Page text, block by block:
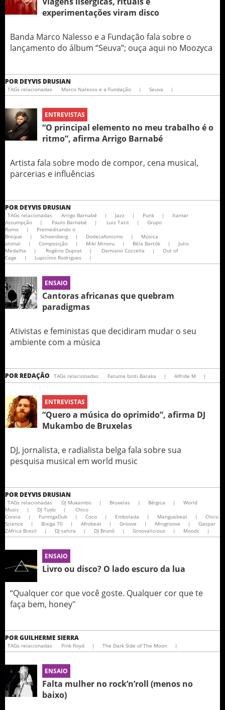
experimentações viram disco
Banda Marco Nalesso e a Fundação fala sobre o
lançamento do álbum “Seuva”; ouça aqui no Moozyca
POR DEYVIS DRUSIAN
TAGs relacionadas Marco Nalesso e a Fundação | Seuva |
ENTREVISTAS
“O principal elemento no meu trabalho é o
ritmo”, afirma Arrigo Barnabé
Artista fala sobre modo de compor, cena musical,
parcerias e influências
POR DEYVIS DRUSIAN
TAGs relacionadas Arrigo Barnabé | Jazz | Punk |
Itamar
Assumpção
| Paulo Barnabé | Luiz Tatit |
Grupo
Rumo
|
Premeditando o
Breque
| Schoenberg | Dodecafonismo |
Música
atonal
| Composição | Miki Minoru | Béla Bartók |
Julio
Medalha
| Rogério Duprat | Damiano Cozzella |
Out of
Cage
| Lupicínio Rodrigues​ |
ENSAIO
Cantoras africanas que quebram
paradigmas
Ativistas e feministas que decidiram mudar o seu
ambiente com a música
POR REDAÇÃO TAGs relacionadas Fatuma binti Baraka | Alfride M |
ENTREVISTAS
“Quero a música do oprimido”, afirma DJ
Mukambo de Bruxelas
DJ, jornalista, e radialista belga fala sobre sua
pesquisa musical em world music
POR DEYVIS DRUSIAN
TAGs relacionadas DJ Mukambo | Bruxelas | Bélgica |
World
Music
| DJ Tudo |
Chico
Coreia
| FurmigaDub | Coco | Embolada | Manguebeat |
Chico
Science
| Bixiga 70 | Afrobeat | Groove | Afrogroove |
Gaspar
ZAfrica Brasil
| DJ tahira | DJ Brunó | Groovalicious | Moodz |
ENSAIO
Livro ou disco? O lado escuro da lua
“Qualquer cor que você goste. Qualquer cor que te
faça bem, honey"
PORGUILHERME SIERRA
TAGs relacionadas Pink floyd | The Dark Side of The Moon |
ENSAIO
Falta mulher no rock’n’roll (menos no
baixo)